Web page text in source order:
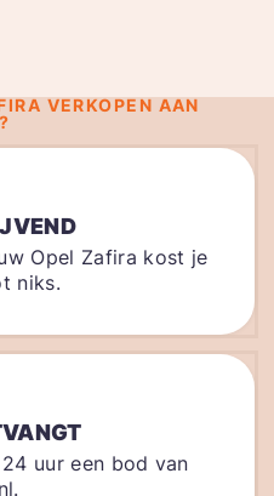
VERKOPEN AAN
Opel Zafira kost je
niks.
uur een bod van